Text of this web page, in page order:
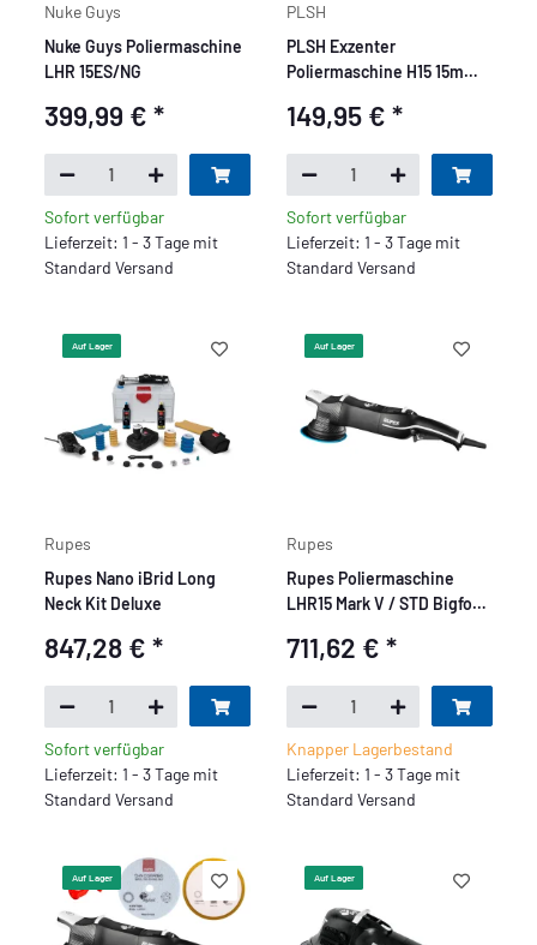
Nuke Guys
Nuke Guys Poliermaschine
LHR 15ES/NG
399,99 €*
Sofort verfügbar
Lieferzeit: 1 - 3 Tage mit
Standard Versand
PLSH
PLSH Exzenter
Poliermaschine H15 15mm
149,95 € *
Sofort verfügbar
Lieferzeit: 1 - 3 Tage mit
Standard Versand
Auf Lager
Rupes
Rupes Nano iBrid Long
Neck Kit Deluxe
847,28 €*
Sofort verfügbar
Lieferzeit: 1 - 3 Tage mit
Standard Versand
Auf Lager
Rupes
Rupes Poliermaschine
LHR15 Mark V / STD Bigfoot
711,62 € *
Knapper Lagerbestand
Lieferzeit: 1 - 3 Tage mit
Standard Versand
Auf Lager Auf Lager